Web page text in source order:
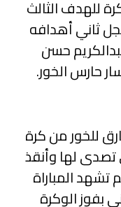
الوكرة للهدف الثالث
ثاني أهدافه
حسن
حارس الخور.
للخور من كرة
لها وأنقذ
المباراة
بفوز الوكرة